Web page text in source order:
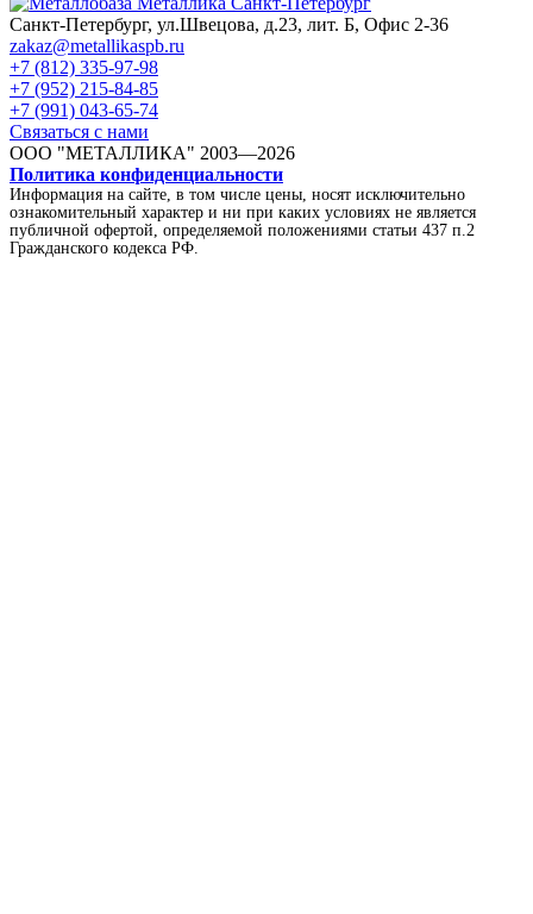
Санкт-Петербург, ул.Швецова, д.23, лит. Б, Офис 2-36
zakaz@metallikaspb.ru
+7 (812) 335-97-98
+7 (952) 215-84-85
+7 (991) 043-65-74
Связаться с нами
ООО "МЕТАЛЛИКА" 2003—2026
Политика конфиденциальности
Информация на сайте, в том числе цены, носят исключительно
ознакомительный характер и ни при каких условиях не является
публичной офертой, определяемой положениями статьи 437 п.2
Гражданского кодекса РФ.